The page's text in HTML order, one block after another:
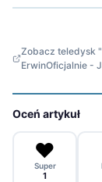
Zobacz teledysk
ErwinOficjalnie -
Oceń artykuł
❤️
Super
1